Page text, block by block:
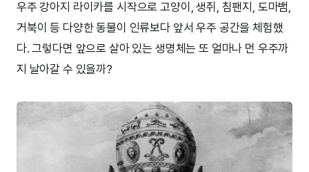
우주 강아지 라이카를 시작으로 고양이, 생쥐, 침팬지, 도마뱀,
거북이 등 다양한 동물이 인류보다 앞서 우주 공간을 체험했
다. 그렇다면 앞으로 살아 있는 생명체는 또 얼마나 먼 우주까
지 날아갈 수 있을까?